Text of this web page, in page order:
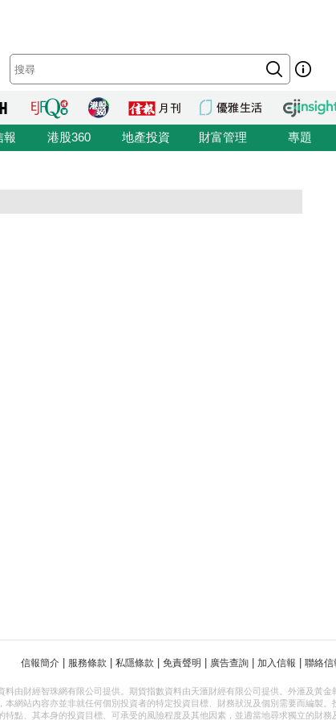
報 港股360 地產投資 財富管理 專題
信報簡介 服務條款 私隱條款 免責聲明 廣告查詢 加入信報 聯絡信
料由財經智珠網有限公司提供。期貨指數資料由天滙財經有限公司提供。外滙及黃金
本網站內容亦並非就任何個別投資者的特定投資目標、財務狀況及個別需要而編製
特點、其本身的投資目標、可承受的風險程度及其他因素，並適當地尋求獨立的財